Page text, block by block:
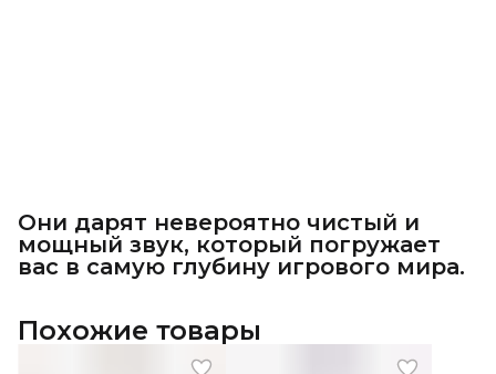
Они дарят невероятно чистый и
мощный звук, который погружает
вас в самую глубину игрового мира.
Похожие товары